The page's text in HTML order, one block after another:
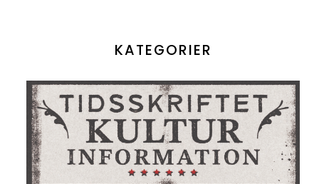
KATEGORIER